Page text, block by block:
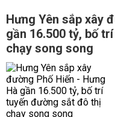
Hưng Yên sắp xây
gần 16.500 tỷ, bố
chạy song song